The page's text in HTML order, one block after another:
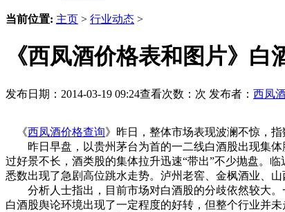
当前位置: 主页 > 行业动态 >
《西凤酒价格表和图片》白
发布日期：2014-03-19 09:24查看次数： 次 发布者： 西凤
《西凤酒价格查询》昨日，整体市场表现波澜不惊，
昨日早盘，以贵州茅台为首的一二线白酒股出现集体
过好景不长，酒类股的集体拉升迅速“带出”不少抛盘。临
悉数出现了急剧高位跳水走势。泸州老窖、金枫酒业、山
分析人士指出，目前市场对白酒股的分歧依然较大。
白酒股舆论环境出现了一定程度的好转，但整个行业并